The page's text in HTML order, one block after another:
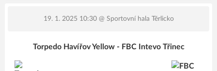
19. 1. 2025 10:30@ Sportovní hala Těrlicko
Torpedo Havířov Yellow - FBC Intevo Třinec